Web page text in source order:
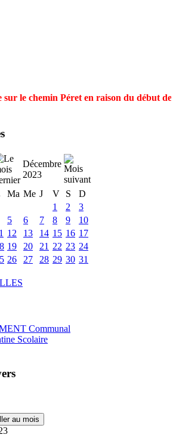
le chemin Péret en raison du début
Décembre
2023
Ma Me J V S
D
1
2
3
5 6 7 8 9
10
12 13 14 15 16 17
19 20 21 22 23 24
26 27 28 29 30 31
Communal
Scolaire
au mois